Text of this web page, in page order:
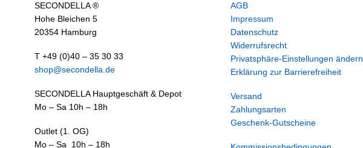
SECONDELLA ®
Hohe Bleichen 5
20354 Hamburg
T +49 (0)40 – 35 30 33
shop@secondella.de
SECONDELLA Hauptgeschäft & Depot
Mo – Sa 10h – 18h
Outlet (1. OG)
Mo – Sa 10h – 18h
AGB
Impressum
Datenschutz
Widerrufsrecht
Privatsphäre-Einstellungen ändern
Erklärung zur Barrierefreiheit
Versand
Zahlungsarten
Geschenk-Gutscheine